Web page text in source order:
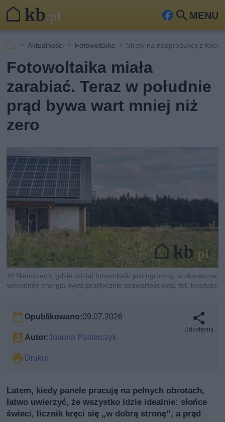
MENU
Fa
ook
Szu
kaj
Aktualności Fotowoltaika Straty na nadprodukcji z
Fotowoltaika miała
zarabiać. Teraz w południe
prąd bywa wart mniej niż
zero
W Niemczech, gdzie udział fotowoltaiki jest ogromny, w słoneczne
weekendy energia bywa praktycznie bezwartościowa, fot. kolotype
Opublikowano:09.07.2026
Autor:Joanna Pasterczyk
Drukuj
Udostępnij
Latem, kiedy panele pracują na pełnych obrotach,
łatwo uwierzyć, że wszystko idzie idealnie: słońce
świeci, licznik kręci się „w dobrą stronę”, a prąd